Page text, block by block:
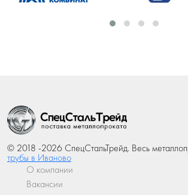
© 2018 -2026 СпецСтальТрейд. Весь
трубы в Иваново
О компании
Вакансии